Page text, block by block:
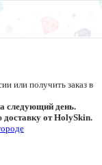
или получить заказ в
следующий день.
доставку от HolySkin.